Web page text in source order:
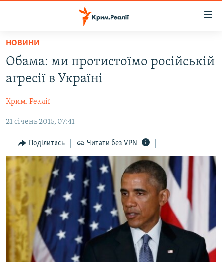
Перейти
основного
матеріалу
Перейти
до
навігації
Перейти
пошуку
НОВИНИ
ВІДЕО ТА ФОТО
ПОЛІТИКА
БЛОГИ
ПОГЛЯД
ІНТЕРВ'Ю
ВСЕ ЗА ДЕНЬ
СПЕЦПРОЕКТИ
ДЕПОРТАЦІЯ
ВІДЕОУРОКИ «ELIFBE»
СВІДЧЕННЯ ОКУПАЦІЇ
ЯК ОБІЙТИ БЛОКУВАННЯ
Русский
Qırımtatar
НОВИНИ
Обама: ми протистоїмо російській
агресії в Україні
Крим. Реалії
21 січень 2015, 07:41
Поділитись Читати без VPN